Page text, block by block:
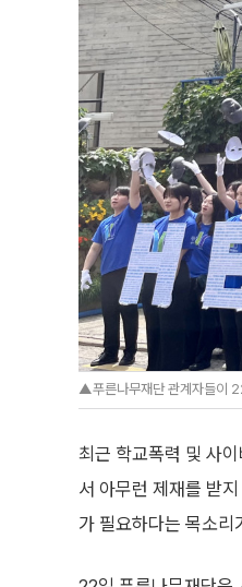
▲푸른나무재단 관계자들이
최근 학교폭력 및 사
서 아무런 제재를 받
가 필요하다는 목소리